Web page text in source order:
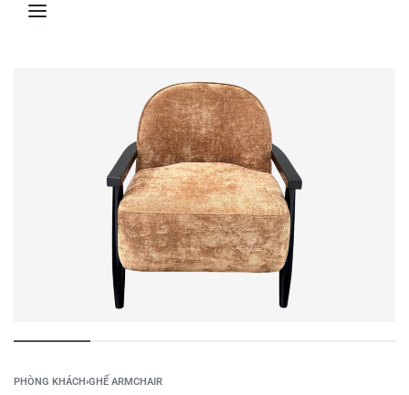
PHÒNG KHÁCH›GHẾ ARMCHAIR